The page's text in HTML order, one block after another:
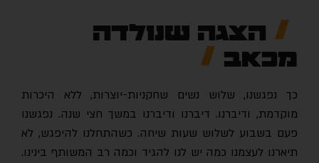
הצגה שנולדה
מכאב
כך נפגשנו, שלוש נשים שחקניות-יוצרות, ללא היכרות
מוקדמת, ודיברנו. דיברנו ודיברנו במשך חצי שנה. נפגשנו
פעם בשבוע לשלוש שעות שיחה. כשהתחלנו להיפגש, לא
תיארנו לעצמנו כמה יש לנו להגיד וכמה רב המשותף בינינו.